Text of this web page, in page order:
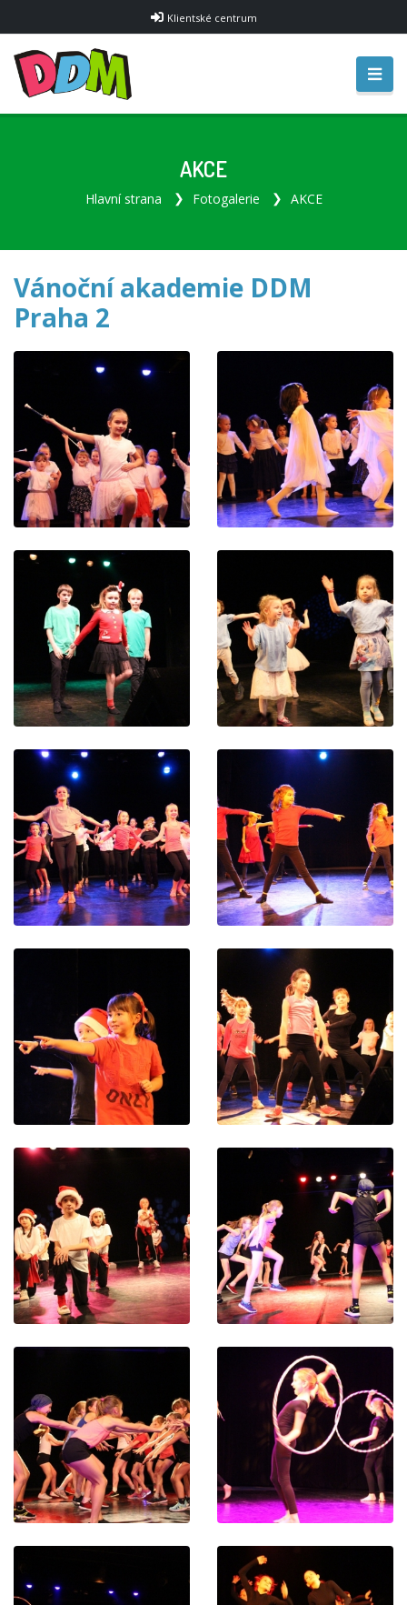
Klientské centrum
AKCE
Hlavní strana Fotogalerie AKCE
Vánoční akademie DDM
Praha 2